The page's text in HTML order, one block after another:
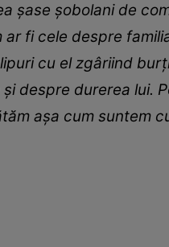
șase șobolani de
fi cele despre
cu el zgâriind
despre durerea lui.
așa cum suntem